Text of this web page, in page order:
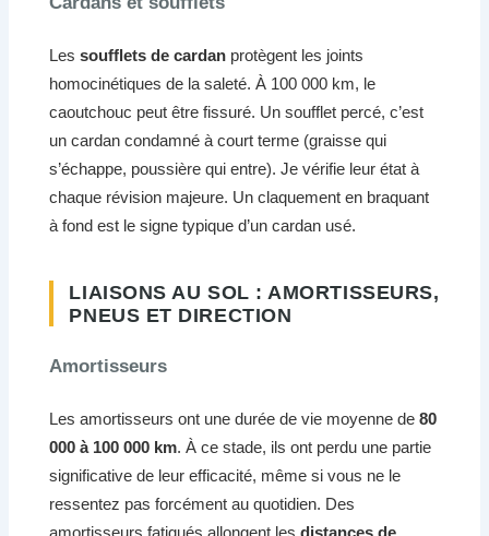
Lessoufflets de cardan protègent les joints
homocinétiques de la saleté. À 100 000 km, le
caoutchouc peut être fissuré. Un soufflet percé, c’est
un cardan condamné à court terme (graisse qui
s’échappe, poussière qui entre). Je vérifie leur état à
chaque révision majeure. Un claquement en braquant
à fond est le signe typique d’un cardan usé.
LIAISONS AU SOL : AMORTISSEURS,
PNEUS ET DIRECTION
Amortisseurs
Les amortisseurs ont une durée de vie moyenne de80
000 à 100 000 km. À ce stade, ils ont perdu une partie
significative de leur efficacité, même si vous ne le
ressentez pas forcément au quotidien. Des
amortisseurs fatigués allongent lesdistances de